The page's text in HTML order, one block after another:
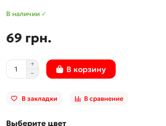
В наличии ✓
69 грн.
В корзину
В закладки В сравнение
Выберите цвет